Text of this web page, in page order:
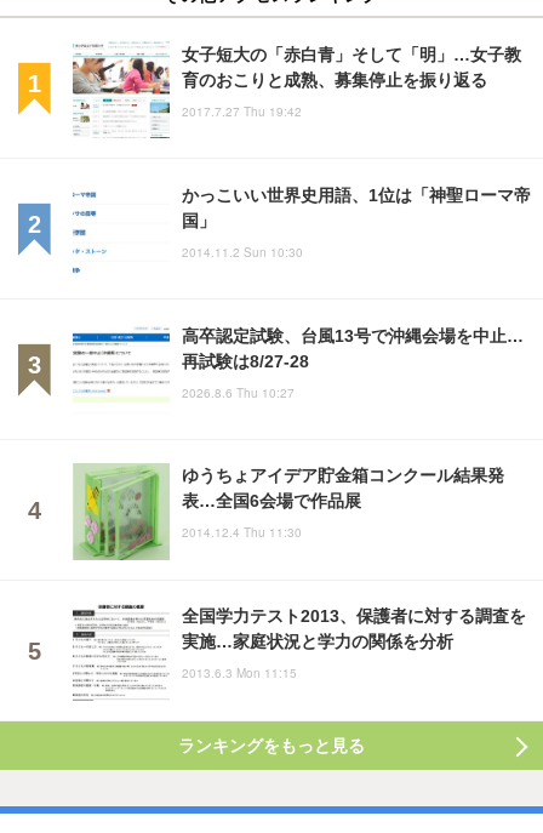
女子短大の「赤白青」そして「明」…女子教
育のおこりと成熟、募集停止を振り返る
2017.7.27 Thu 19:42
かっこいい世界史用語、1位は「神聖ローマ帝
国」
2014.11.2 Sun 10:30
高卒認定試験、台風13号で沖縄会場を中止…
再試験は8/27-28
2026.8.6 Thu 10:27
ゆうちょアイデア貯金箱コンクール結果発
表…全国6会場で作品展
2014.12.4 Thu 11:30
全国学力テスト2013、保護者に対する調査を
実施…家庭状況と学力の関係を分析
2013.6.3 Mon 11:15
ランキングをもっと見る